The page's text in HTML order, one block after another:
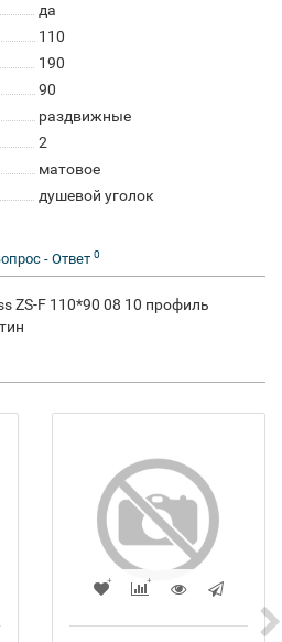
да
110
190
90
раздвижные
2
матовое
душевой уголок
- Ответ 0
ZS-F 110*90 08 10 профиль